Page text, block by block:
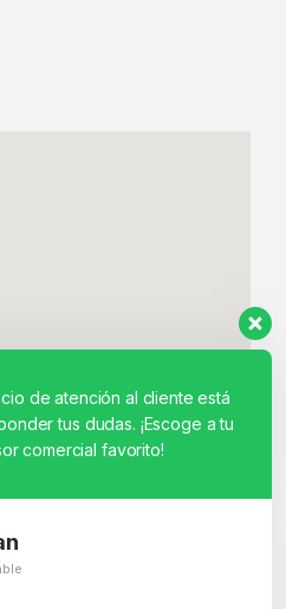
- TECNIT TU TIENDA
de atención al cliente está
tus dudas. ¡Escoge a tu
comercial favorito!